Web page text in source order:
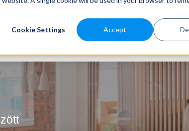
Cookie Settings Accept